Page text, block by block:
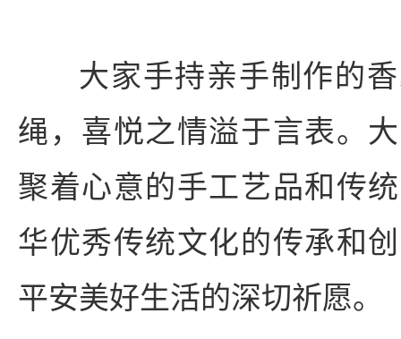
大家手持亲手制作的
绳，喜悦之情溢于言表。
聚着心意的手工艺品和传
华优秀传统文化的传承和
平安美好生活的深切祈愿。